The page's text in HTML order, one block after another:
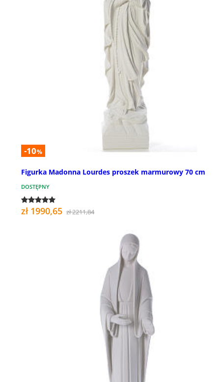
-10%
Figurka Madonna Lourdes proszek marmurowy 70 cm
DOSTĘPNY
zł 1990,65 zł 2211,84